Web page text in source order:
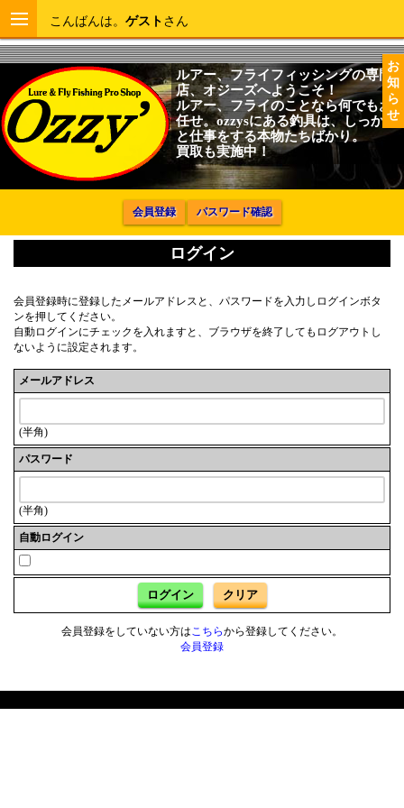
お
知
ら
せ
こんばんは。 ゲスト さん
ルアー、フライフィッシングの専門
店、オジーズへようこそ！
ルアー、フライのことなら何でもお
任せ。ozzysにある釣具は、しっかり
と仕事をする本物たちばかり。
買取も実施中！
会員登録 パスワード確認
ログイン
会員登録時に登録したメールアドレスと、パスワードを入力しログインボタ
ンを押してください。
自動ログインにチェックを入れますと、ブラウザを終了してもログアウトし
ないように設定されます。
メールアドレス
(半角)
パスワード
(半角)
自動ログイン
ログイン クリア
会員登録をしていない方はこちらから登録してください。
会員登録